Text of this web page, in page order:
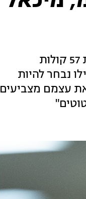
שופט העליון בדימוס יוסף אלרון השיג 60 קולות בסיבוב הראשון לעומת 57 קולות
נבחר להיות
עצמם מצביעים